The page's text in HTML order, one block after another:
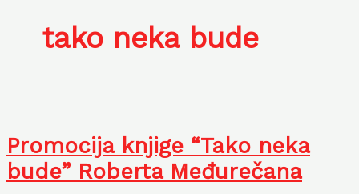
tako neka bude
Promocija knjige “Tako neka
bude” Roberta Međurečana